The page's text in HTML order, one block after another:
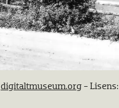
digitaltmuseum.org - Lisens: